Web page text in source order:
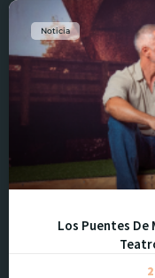
Noticia
Los Puentes De